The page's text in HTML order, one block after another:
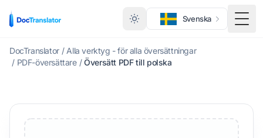
Svenska
DocTranslator / Alla verktyg - för alla översättningar
/ PDF-översättare / Översätt PDF till polska